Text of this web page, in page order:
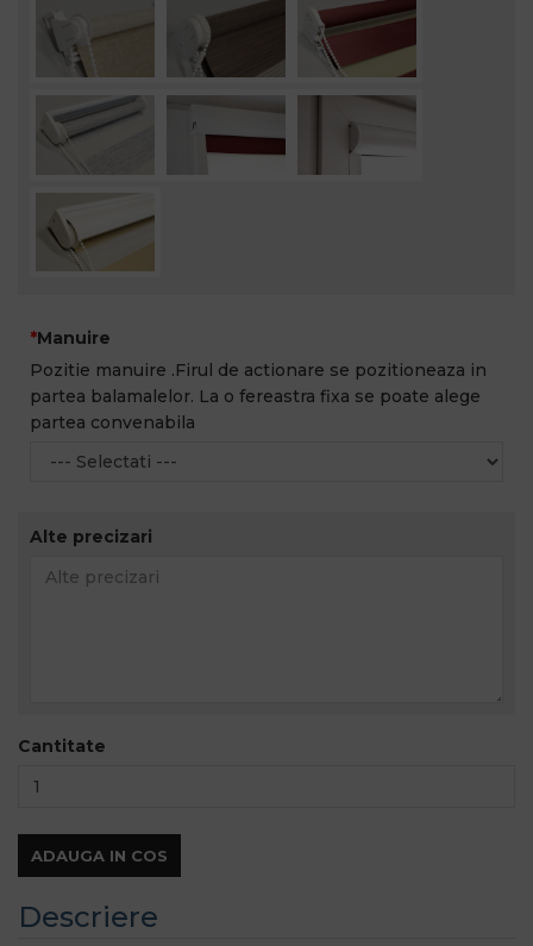
Cantitate
ADAUGA IN COS
Manuire
Pozitie manuire .Firul de actionare se pozitioneaza in
partea balamalelor. La o fereastra fixa se poate alege
partea convenabila
Alte precizari
Descriere